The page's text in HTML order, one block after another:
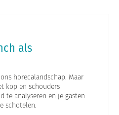
als
horecalandschap. Maar
kop en schouders
te analyseren en je gasten
schotelen.